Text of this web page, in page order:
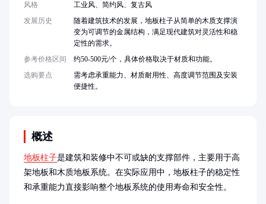
概述
地板柱子是建筑和装修中不可或缺的支撑部件，主要用于高
架地板和木质地板系统。在实际应用中，地板柱子的稳定性
和承重能力直接影响整个地板系统的使用寿命和安全性。
风格
工业风、简约风、复古风
发展历史
随着建筑技术的发展，地板柱子从简单的木质支撑演
变为可调节的金属结构，满足现代建筑对灵活性和稳
定性的需求。
参考价格区间
约50-500元/个，具体价格取决于材质和功能。
选购要点
需考虑承重能力、材质耐用性、高度调节范围及安装
便捷性。